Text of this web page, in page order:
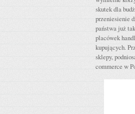
skutek dla
przeniesienie
państwa już
placówek
kupujących.
sklepy,
commerce w